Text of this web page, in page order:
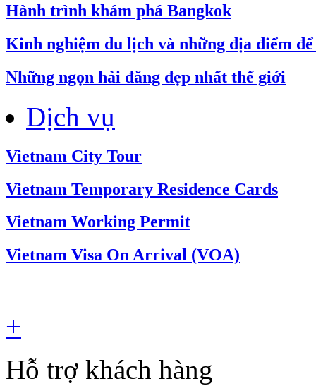
Hành trình khám phá Bangkok
Kinh nghiệm du lịch và những địa điểm
Những ngọn hải đăng đẹp nhất thế giới
Dịch vụ
Vietnam City Tour
Vietnam Temporary Residence Cards
Vietnam Working Permit
Vietnam Visa On Arrival (VOA)
+
Hỗ trợ khách hàng